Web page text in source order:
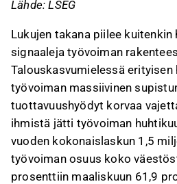
Lähde: LSEG
Lukujen takana piilee
signaaleja työvoiman
Talouskasvumielessä
työvoiman massiivinen
tuottavuushyödyt korvaa
ihmistä jätti työvoiman
vuoden kokonaislaskun 1,5
työvoiman osuus koko
prosenttiin maaliskuun 61,9